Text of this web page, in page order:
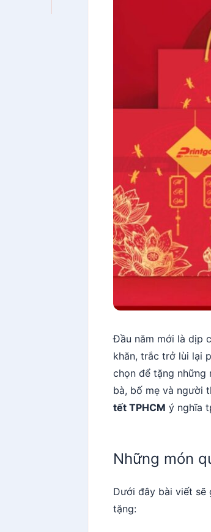
Đầu năm mới là dịp
khăn, trắc trở lùi lại
chọn để tặng những
bà, bố mẹ và người
tết TPHCM ý nghĩa
Những món
Dưới đây bài viết sẽ
tặng: